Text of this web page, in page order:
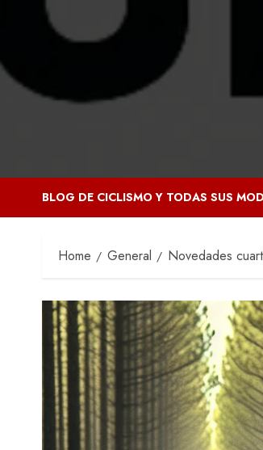
BLOG DE CICLISMO Y TODAS SUS
Home General Novedades